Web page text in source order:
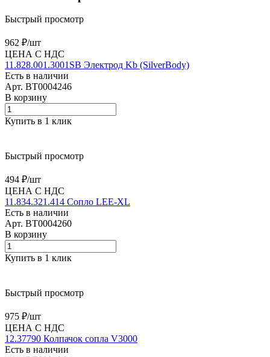
Быстрый просмотр
962 ₽/шт
ЦЕНА С НДС
11.828.001.3001SB Электрод Kb (SilverBody)
Есть в наличии
Арт. BT0004246
В корзину
Купить в 1 клик
Быстрый просмотр
494 ₽/шт
ЦЕНА С НДС
11.834.321.414 Сопло LEE-XL
Есть в наличии
Арт. BT0004260
В корзину
Купить в 1 клик
Быстрый просмотр
975 ₽/шт
ЦЕНА С НДС
12.37790 Колпачок сопла V3000
Есть в наличии